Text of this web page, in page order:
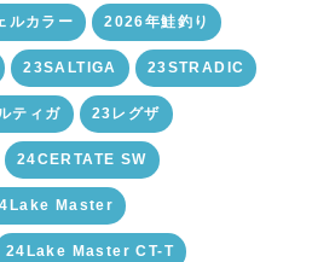
ルカラー 2026年鮭釣り
23SALTIGA 23STRADIC
ティガ 23レグザ
24CERTATE SW
Master
24Lake Master CT-T